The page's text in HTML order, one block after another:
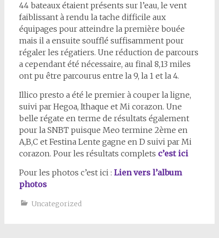
44 bateaux étaient présents sur l’eau, le vent
faiblissant à rendu la tache difficile aux
équipages pour atteindre la première bouée
mais il a ensuite soufflé suffisamment pour
régaler les régatiers. Une réduction de parcours
a cependant été nécessaire, au final 8,13 miles
ont pu être parcourus entre la 9, la 1 et la 4.
Illico presto a été le premier à couper la ligne,
suivi par Hegoa, Ithaque et Mi corazon. Une
belle régate en terme de résultats également
pour la SNBT puisque Meo termine 2ème en
A,B,C et Festina Lente gagne en D suivi par Mi
corazon. Pour les résultats complets c’est ici
Pour les photos c’est ici : Lien vers l’album
photos
Uncategorized